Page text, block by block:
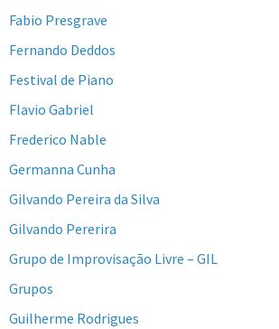
Fabio Presgrave
Fernando Deddos
Festival de Piano
Flavio Gabriel
Frederico Nable
Germanna Cunha
Gilvando Pereira da Silva
Gilvando Pererira
Grupo de Improvisação Livre – GIL
Grupos
Guilherme Rodrigues